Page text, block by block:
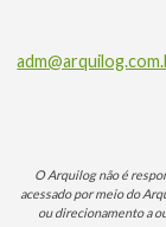
O Arquilog não é
acessado por meio do
ou direcionamento a